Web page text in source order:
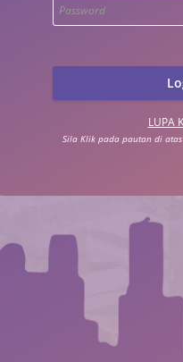
LUPA
Sila Klik pada pautan di